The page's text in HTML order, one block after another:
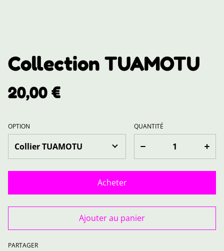
Collection TUAMOTU
20,00 €
OPTION QUANTITÉ
Acheter
Ajouter au panier
PARTAGER